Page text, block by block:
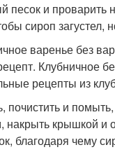
песок и проварить
сироп загустел,
и помыть,
накрыть крышкой и
благодаря чему